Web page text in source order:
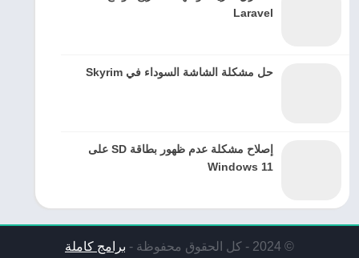
Laravel
حل مشكلة الشاشة السوداء في Skyrim
إصلاح مشكلة عدم ظهور بطاقة SD على
Windows 11
© 2024 - كل الحقوق محفوظة - برامج كاملة